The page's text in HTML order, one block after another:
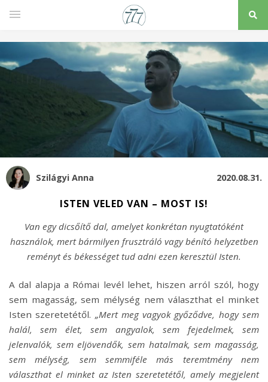
Szilágyi Anna 2020.08.31.
ISTEN VELED VAN – MOST IS!
Van egy dicsőítő dal, amelyet konkrétan nyugtatóként
használok, mert bármilyen frusztráló vagy bénító helyzetben
reményt és békességet tud adni ezen keresztül Isten.
A dal alapja a Római levél lehet, hiszen arról szól, hogy
sem magasság, sem mélység nem választhat el minket
Isten szeretetétől. „Mert meg vagyok győződve, hogy sem
halál, sem élet, sem angyalok, sem fejedelmek, sem
jelenvalók, sem eljövendők, sem hatalmak, sem magasság,
sem mélység, sem semmiféle más teremtmény nem
választhat el minket az Isten szeretetétől, amely megjelent